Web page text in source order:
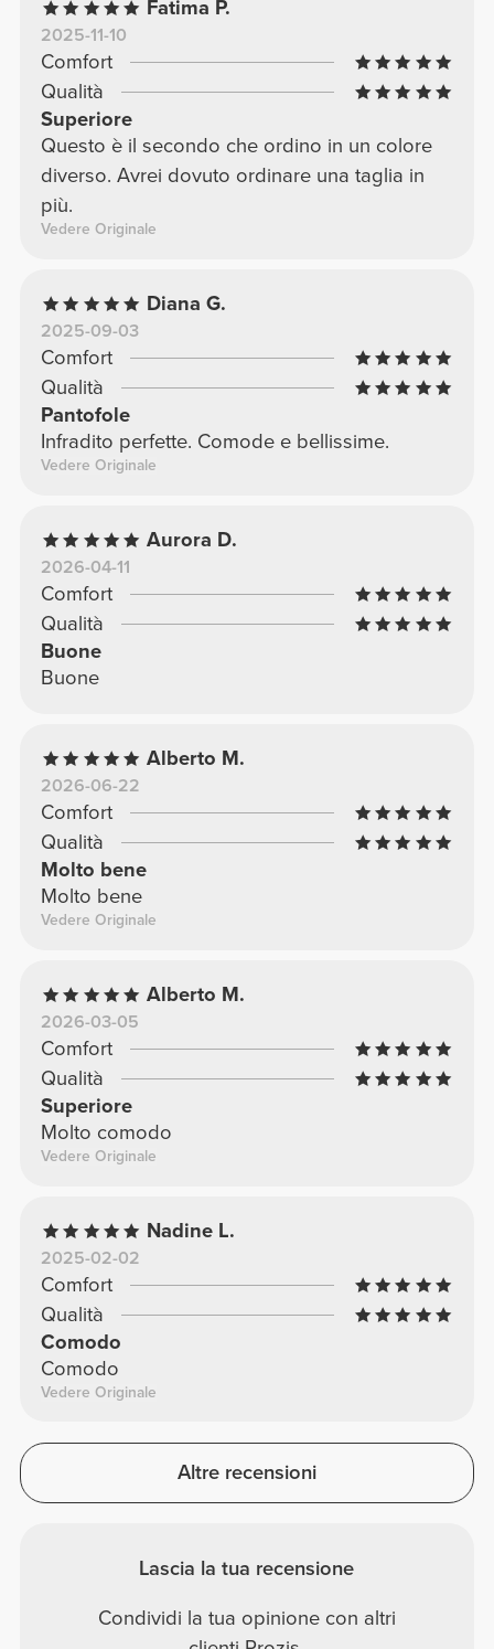
Fatima P.
2025-11-10
Comfort
Qualità
Superiore
Questo è il secondo che ordino in un colore
diverso. Avrei dovuto ordinare una taglia in
più.
Vedere Originale
Diana G.
2025-09-03
Comfort
Qualità
Pantofole
Infradito perfette. Comode e bellissime.
Vedere Originale
Aurora D.
2026-04-11
Comfort
Qualità
Buone
Buone
Alberto M.
2026-06-22
Comfort
Qualità
Molto bene
Molto bene
Vedere Originale
Alberto M.
2026-03-05
Comfort
Qualità
Superiore
Molto comodo
Vedere Originale
Nadine L.
2025-02-02
Comfort
Qualità
Comodo
Comodo
Vedere Originale
Altre recensioni
Lascia la tua recensione
Condividi la tua opinione con altri